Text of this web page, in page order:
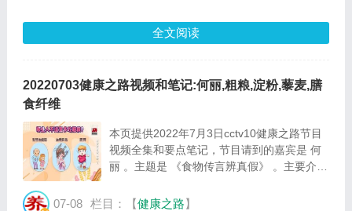
全文阅读
20220703健康之路视频和笔记:何丽,粗粮,淀粉,藜麦,膳
食纤维
本页提供2022年7月3日cctv10健康之路节目
视频全集和要点笔记，节目请到的嘉宾是 何
丽 。主题是 《食物传言辨真假》 。主要介绍
粮，藜麦并不是谷物，全麦面包不减肥等相关
07-08 栏目：【健康之路】